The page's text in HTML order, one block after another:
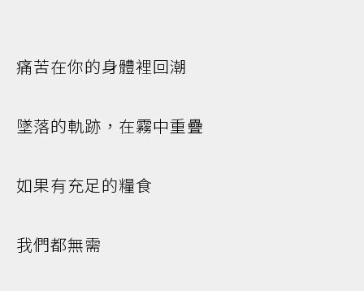
痛苦在你的身體裡回潮
墜落的軌跡，在霧中重疊
如果有充足的糧食
我們都無需